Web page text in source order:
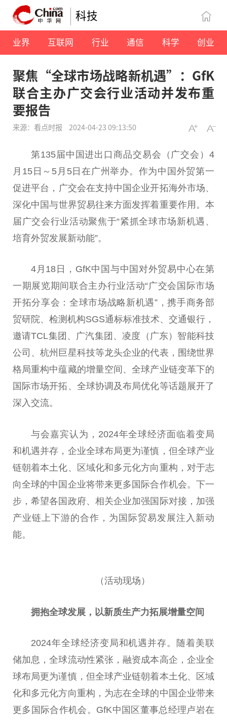
科技
业界 互联网 行业 通信 科学 创业
聚焦“全球市场战略新机遇”：GfK
联合主办广交会行业活动并发布重
要报告
来源：看点时报 2024-04-23 09:13:50
第135届中国进出口商品交易会（广交会）4
月15日～5月5日在广州举办。作为中国 外贸第一
促进平台 ，广交会在支持中国企业开拓海外市场、
深化中国与世界贸易往来方面发挥着重要作用。本
届广交会行业活动聚焦于“紧抓全球市场新机遇、
培育外贸发展新动能”。
4月18日，GfK中国 与中国 对外贸易中心在第
一期展览期间联合主办行业活动“广交会国际市场
开拓分享会：全球市场战略新机遇”，携手商务部
贸研院、检测机构SGS通标标准技术、交通银行，
邀请TCL集团、广汽集团、凌度（广东）智能科技
公司、杭州巨星科技等龙头企业的代表，围绕世界
格局重构中蕴藏的增量空间、全球产业链变革下的
国际市场开拓、全球协调及布局优化等话题展开了
深入交流。
与会嘉宾认为，2024年全球经济面临着变局
和机遇并存，企业全球布局更为谨慎，但全球产业
链朝着本土化、区域化和多元化方向重构，对于志
向全球的中国 企业将带来更多国际合作机会。下一
步，希望各国 政府、相关企业加强国际对接，加强
产业链上下游的合作，为国际贸易发展注入新动
能。
（活动现场）
拥抱全球发展，以新质生产力拓展增量空间
2024年全球经济变局和机遇并存。随着美联
储加息，全球流动性紧张，融资成本高企，企业全
球布局更为谨慎，但全球产业链朝着本土化、区域
化和多元化方向重构，为志在全球的中国企业带来
更多国际合作机会。GfK中国 区董事总经理卢岩在